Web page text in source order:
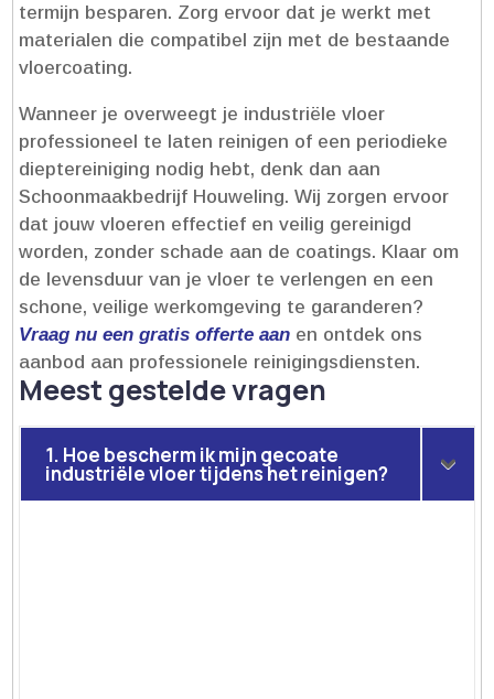
termijn besparen.​ Zorg ervoor dat je werkt met
materialen die compatibel zijn met de bestaande
vloercoating.​
Wanneer je overweegt je industriële vloer
professioneel te laten reinigen of een periodieke
dieptereiniging nodig hebt, denk dan aan
Schoonmaakbedrijf Houweling.​ Wij zorgen ervoor
dat jouw vloeren effectief en veilig gereinigd
worden, zonder schade aan de coatings.​ Klaar om
de levensduur van je vloer te verlengen en een
schone, veilige werkomgeving te garanderen?
Vraag nu een gratis offerte aan en ontdek ons
aanbod aan professionele reinigingsdiensten.​
Meest gestelde vragen
1. Hoe bescherm ik mijn gecoate
industriële vloer tijdens het reinigen?